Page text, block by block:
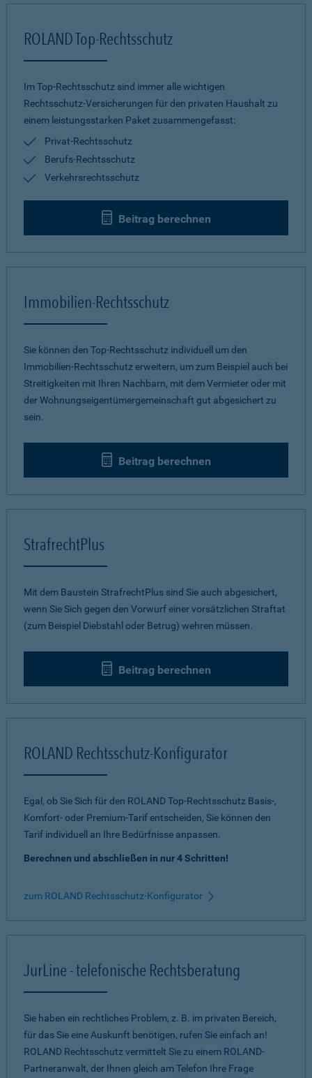
ROLAND Top-Rechtsschutz
Im Top-Rechtsschutz sind immer alle wichtigen
Rechtsschutz-Versicherungen für den privaten Haushalt zu
einem leistungsstarken Paket zusammengefasst:
Privat-Rechtsschutz
Berufs-Rechtsschutz
Verkehrsrechtsschutz
Beitrag berechnen
Immobilien-Rechtsschutz
Sie können den Top-Rechtsschutz individuell um den
Immobilien-Rechtsschutz erweitern, um zum Beispiel auch bei
Streitigkeiten mit Ihren Nachbarn, mit dem Vermieter oder mit
der Wohnungseigentümergemeinschaft gut abgesichert zu
sein.
Beitrag berechnen
StrafrechtPlus
Mit dem Baustein StrafrechtPlus sind Sie auch abgesichert,
wenn Sie Sich gegen den Vorwurf einer vorsätzlichen Straftat
(zum Beispiel Diebstahl oder Betrug) wehren müssen.
Beitrag berechnen
ROLAND Rechtsschutz-Konfigurator
Egal, ob Sie Sich für den ROLAND Top-Rechtsschutz Basis-,
Komfort- oder Premium-Tarif entscheiden, Sie können den
Tarif individuell an Ihre Bedürfnisse anpassen.
Berechnen und abschließen in nur 4 Schritten!
zum ROLAND Rechtsschutz-Konfigurator
JurLine - telefonische Rechtsberatung
Sie haben ein rechtliches Problem, z. B. im privaten Bereich,
für das Sie eine Auskunft benötigen, rufen Sie einfach an!
ROLAND Rechtsschutz vermittelt Sie zu einem ROLAND-
Partneranwalt, der Ihnen gleich am Telefon Ihre Frage